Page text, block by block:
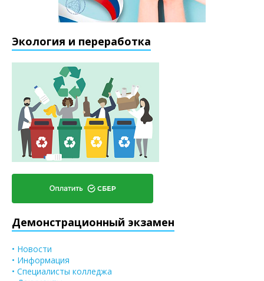
Экология и переработка
Демонстрационный экзамен
• Новости
• Информация
• Специалисты колледжа